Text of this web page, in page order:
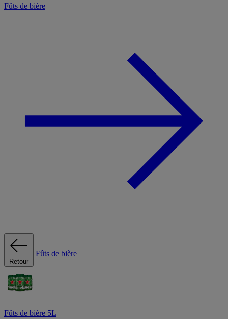
Fûts de bière
Retour
Fûts de bière
Fûts de bière 5L